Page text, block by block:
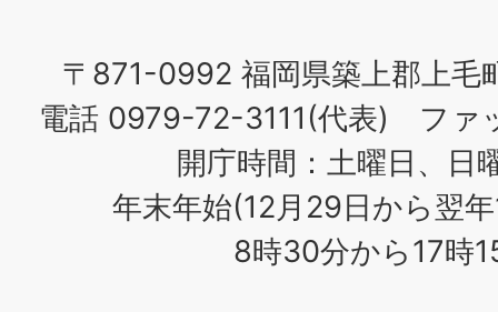
〒871-0992 福岡県築上郡上毛
電話 0979-72-3111(代表) ファ
開庁時間：土曜日、日
年末年始(12月29日から翌
8時30分から17時